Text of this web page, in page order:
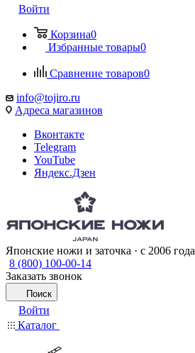
Войти
Корзина0
Избранные товары0
Сравнение товаров0
info@tojiro.ru
Адреса магазинов
Вконтакте
Telegram
YouTube
Яндекс.Дзен
Японские ножи и заточка · с 2006 года
8 (800) 100-00-14
Заказать звонок
Поиск
Войти
Каталог